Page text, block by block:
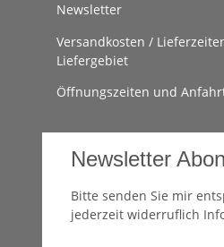
Newsletter
Versandkosten /
Liefergebiet
Öffnungszeiten und
Newsletter
Bitte senden Sie mir
jederzeit widerruflich